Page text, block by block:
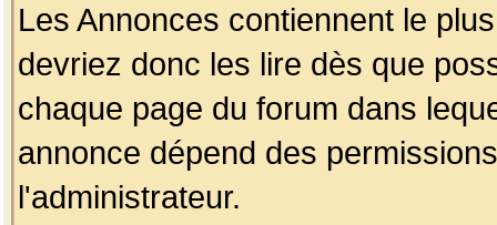
Les Annonces contiennent le
devriez donc les lire dès que
chaque page du forum dans
annonce dépend des
l'administrateur.